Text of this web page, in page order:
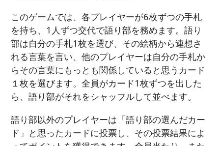
このゲームでは、各プレイヤーが6枚ずつの手札
を持ち、1人ずつ交代で語り部を務めます。語り
部は自分の手札1枚を選び、その絵柄から連想さ
れる言葉を言い、他のプレイヤーは自分の手札か
らその言葉にもっとも関係していると思うカード
１枚を選びます。全員がカード1枚ずつを出した
ら、語り部がそれをシャッフルして並べます。
語り部以外のプレイヤーは「語り部の選んだカー
ド」と思ったカードに投票し、その投票結果によ